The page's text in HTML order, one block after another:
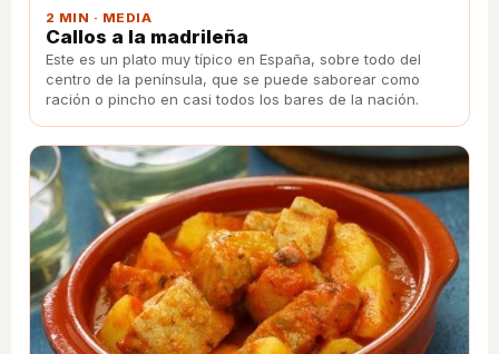
2 MIN · MEDIA
Callos a la madrileña
Este es un plato muy típico en España, sobre todo del
centro de la península, que se puede saborear como
ración o pincho en casi todos los bares de la nación.